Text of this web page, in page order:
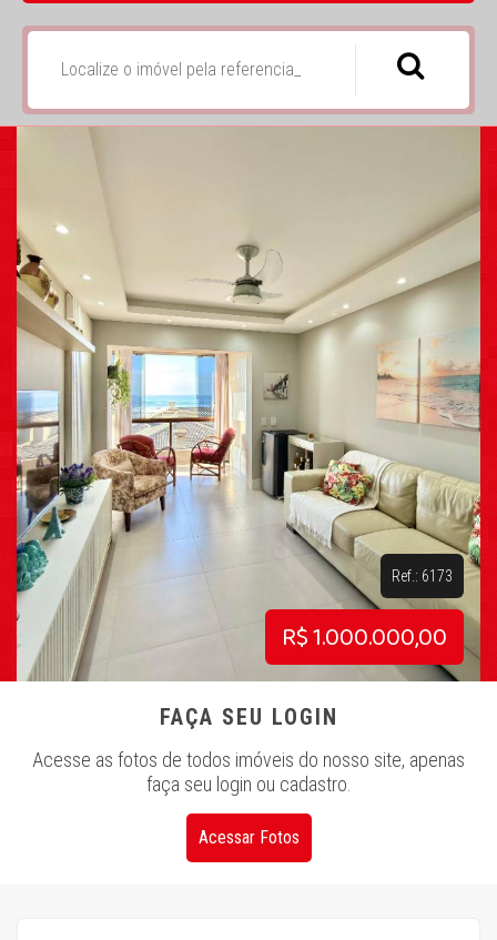
Ref.: 6173
R$ 1.000.000,00
FAÇA SEU LOGIN
Acesse as fotos de todos imóveis do nosso site, apenas
faça seu login ou cadastro.
Acessar Fotos